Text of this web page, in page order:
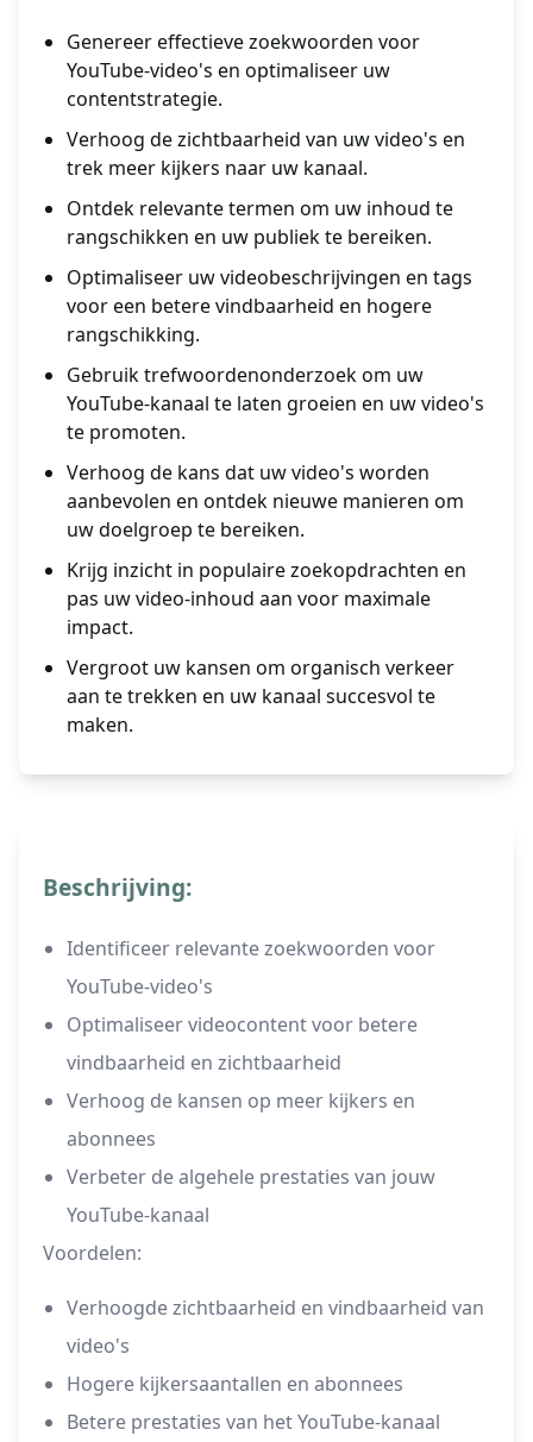
Genereer effectieve zoekwoorden voor
YouTube-video's en optimaliseer uw
contentstrategie.
Verhoog de zichtbaarheid van uw video's en
trek meer kijkers naar uw kanaal.
Ontdek relevante termen om uw inhoud te
rangschikken en uw publiek te bereiken.
Optimaliseer uw videobeschrijvingen en tags
voor een betere vindbaarheid en hogere
rangschikking.
Gebruik trefwoordenonderzoek om uw
YouTube-kanaal te laten groeien en uw video's
te promoten.
Verhoog de kans dat uw video's worden
aanbevolen en ontdek nieuwe manieren om
uw doelgroep te bereiken.
Krijg inzicht in populaire zoekopdrachten en
pas uw video-inhoud aan voor maximale
impact.
Vergroot uw kansen om organisch verkeer
aan te trekken en uw kanaal succesvol te
maken.
Beschrijving:
Identificeer relevante zoekwoorden voor
YouTube-video's
Optimaliseer videocontent voor betere
vindbaarheid en zichtbaarheid
Verhoog de kansen op meer kijkers en
abonnees
Verbeter de algehele prestaties van jouw
YouTube-kanaal
Voordelen:
Verhoogde zichtbaarheid en vindbaarheid van
video's
Hogere kijkersaantallen en abonnees
Betere prestaties van het YouTube-kanaal